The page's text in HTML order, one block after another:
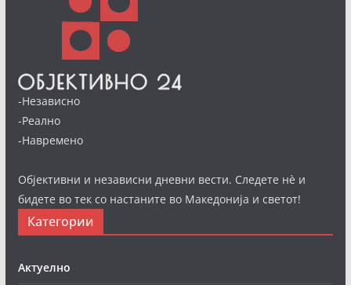
-Независно
-Реално
-Навремено
Објективни и независни дневни вести. Следете нè и
бидете во тек со настаните во Македонија и светот!
Категории
Актуелно